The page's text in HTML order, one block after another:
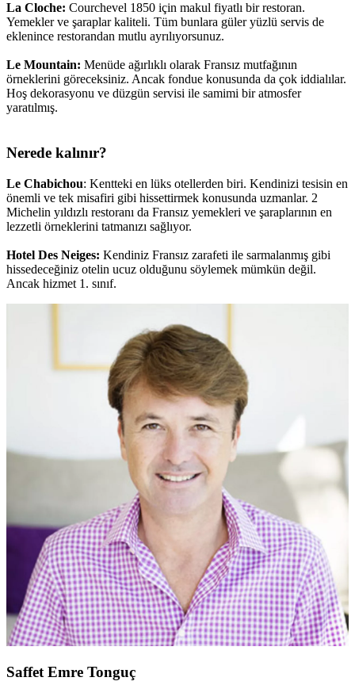
La Cloche: Courchevel 1850 için makul fiyatlı bir restoran.
Yemekler ve şaraplar kaliteli. Tüm bunlara güler yüzlü servis de
eklenince restorandan mutlu ayrılıyorsunuz.
Le Mountain: Menüde ağırlıklı olarak Fransız mutfağının
örneklerini göreceksiniz. Ancak fondue konusunda da çok iddialılar.
Hoş dekorasyonu ve düzgün servisi ile samimi bir atmosfer
yaratılmış.
Nerede kalınır?
Le Chabichou: Kentteki en lüks otellerden biri. Kendinizi tesisin en
önemli ve tek misafiri gibi hissettirmek konusunda uzmanlar. 2
Michelin yıldızlı restoranı da Fransız yemekleri ve şaraplarının en
lezzetli örneklerini tatmanızı sağlıyor.
Hotel Des Neiges: Kendiniz Fransız zarafeti ile sarmalanmış gibi
hissedeceğiniz otelin ucuz olduğunu söylemek mümkün değil.
Ancak hizmet 1. sınıf.
Saffet Emre Tonguç